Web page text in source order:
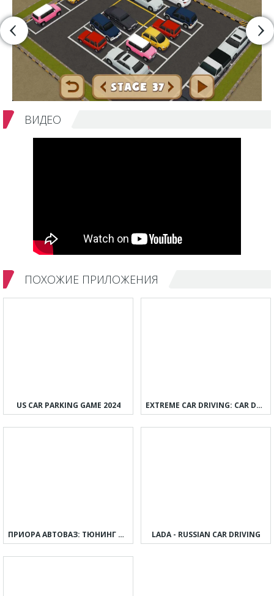
ВИДЕО
ПОХОЖИЕ ПРИЛОЖЕНИЯ
US CAR PARKING GAME 2024 EXTREME CAR DRIVING: CAR DRIFT
ПРИОРА АВТОВАЗ: ТЮНИНГ И ДРИФТ LADA - RUSSIAN CAR DRIVING